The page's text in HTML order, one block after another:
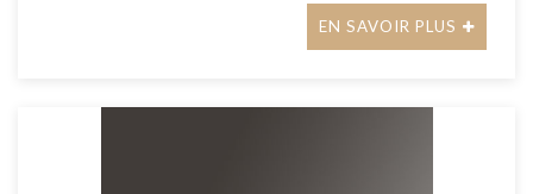
EN SAVOIR PLUS